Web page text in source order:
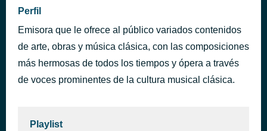
Perfil
Emisora que le ofrece al público variados contenidos
de arte, obras y música clásica, con las composiciones
más hermosas de todos los tiempos y ópera a través
de voces prominentes de la cultura musical clásica.
Playlist